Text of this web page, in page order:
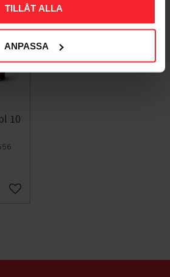
TILLÅT ALLA
ANPASSA
10
Gem som favorit